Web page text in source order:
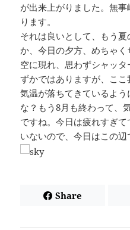
が出来上がりました。無
ります。
それは良いとして、もう
か、今日の夕方、めちゃ
空に現れ、思わずシャッ
ずかではありますが、こ
気温が落ちてきているよ
な？もう8月も終わって、
ですね。今日は疲れすぎ
いないので、今日はこの辺
Share